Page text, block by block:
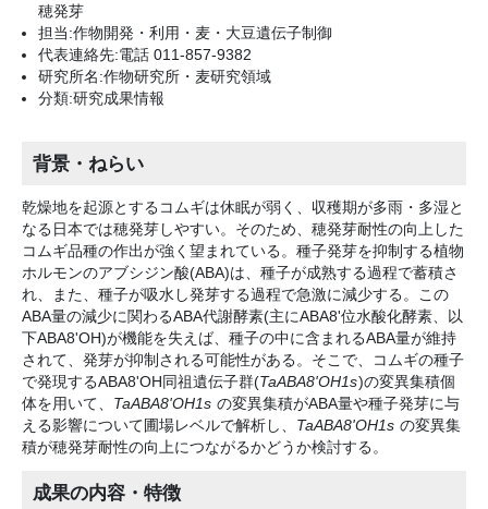
穂発芽
担当:作物開発・利用・麦・大豆遺伝子制御
代表連絡先:電話 011-857-9382
研究所名:作物研究所・麦研究領域
分類:研究成果情報
背景・ねらい
乾燥地を起源とするコムギは休眠が弱く、収穫期が多雨・多湿と
なる日本では穂発芽しやすい。そのため、穂発芽耐性の向上した
コムギ品種の作出が強く望まれている。種子発芽を抑制する植物
ホルモンのアブシジン酸(ABA)は、種子が成熟する過程で蓄積さ
れ、また、種子が吸水し発芽する過程で急激に減少する。この
ABA量の減少に関わるABA代謝酵素(主にABA8'位水酸化酵素、以
下ABA8'OH)が機能を失えば、種子の中に含まれるABA量が維持
されて、発芽が抑制される可能性がある。そこで、コムギの種子
で発現するABA8'OH同祖遺伝子群(TaABA8'OH1s)の変異集積個
体を用いて、 TaABA8'OH1s の変異集積がABA量や種子発芽に与
える影響について圃場レベルで解析し、 TaABA8'OH1s の変異集
積が穂発芽耐性の向上につながるかどうか検討する。
成果の内容・特徴